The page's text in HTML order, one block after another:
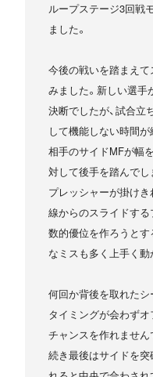
ループステージ3回戦
ました。
今後の戦いを踏まえ
みました。新しい選
決断でしたが、試合立
して機能しない時間
相手のサイドMFが幅
対して後手を踏んで
プレッシャーが掛け
線からのスライドす
数的優位を作ろうと
なミスも多く上手く動
何回か背後を取れた
タイミングが会わず
チャンスを作れませ
続き最後はサイドを